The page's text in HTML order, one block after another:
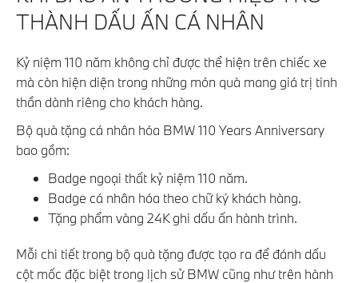
THÀNH DẤU ẤN CÁ NHÂN
Kỷ niệm 110 năm không chỉ được thể hiện trên chiếc xe
mà còn hiện diện trong những món quà mang giá trị tinh
thần dành riêng cho khách hàng.
Bộ quà tặng cá nhân hóa BMW 110 Years Anniversary
bao gồm:
Badge ngoại thất kỷ niệm 110 năm.
Badge cá nhân hóa theo chữ ký khách hàng.
Tặng phẩm vàng 24K ghi dấu ấn hành trình.
Mỗi chi tiết trong bộ quà tặng được tạo ra để đánh dấu
cột mốc đặc biệt trong lịch sử BMW cũng như trên hành